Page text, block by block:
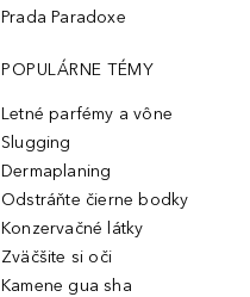
Prada Paradoxe
POPULÁRNE TÉMY
Letné parfémy a vône
Slugging
Dermaplaning
Odstráňte čierne bodky
Konzervačné látky
Zväčšite si oči
Kamene gua sha